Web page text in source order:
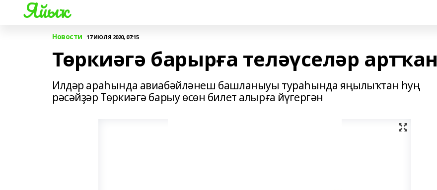
Яйыҡ
Новости 17 ИЮЛЯ 2020, 07:15
Төркиәгә барырға теләүселәр артҡан
Илдәр араһында авиабәйләнеш башланыуы тураһында яңылыҡтан һуң
рәсәйҙәр Төркиәгә барыу өсөн билет алырға йүгергән